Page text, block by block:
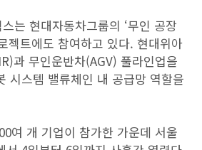
는 현대자동차그룹의 ‘무인 공장
트에도 참여하고 있다. 현대위아
과 무인운반차(AGV) 풀라인업을
시스템 밸류체인 내 공급망 역할을
여 개 기업이 참가한 가운데 서울